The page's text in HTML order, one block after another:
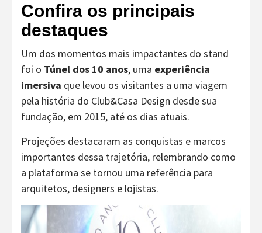
Confira os principais
destaques
Um dos momentos mais impactantes do stand
foi o Túnel dos 10 anos, uma experiência
imersiva que levou os visitantes a uma viagem
pela história do Club&Casa Design desde sua
fundação, em 2015, até os dias atuais.
Projeções destacaram as conquistas e marcos
importantes dessa trajetória, relembrando como
a plataforma se tornou uma referência para
arquitetos, designers e lojistas.